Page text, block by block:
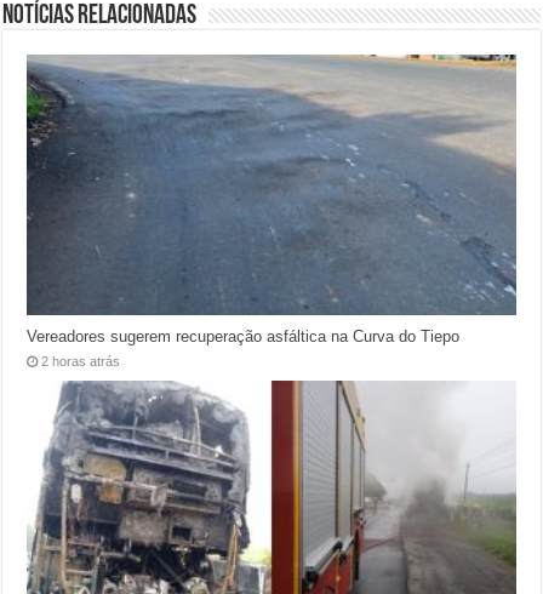
Notícias relacionadas
Vereadores sugerem recuperação asfáltica na Curva do Tiepo
2 horas atrás